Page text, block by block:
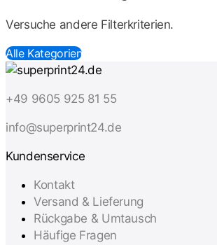
Versuche andere Filterkriterien.
Alle Kategorien
+49 9605 925 81 55
info@superprint24.de
Kundenservice
Kontakt
Versand & Lieferung
Rückgabe & Umtausch
Häufige Fragen